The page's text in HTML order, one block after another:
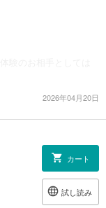
2026年04月20日
カート
試し読み